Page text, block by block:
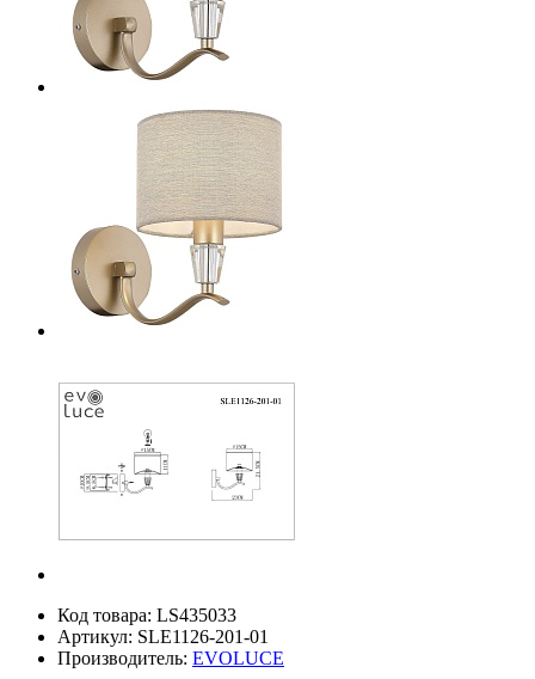
Код товара: LS435033
Артикул: SLE1126-201-01
Производитель: EVOLUCE